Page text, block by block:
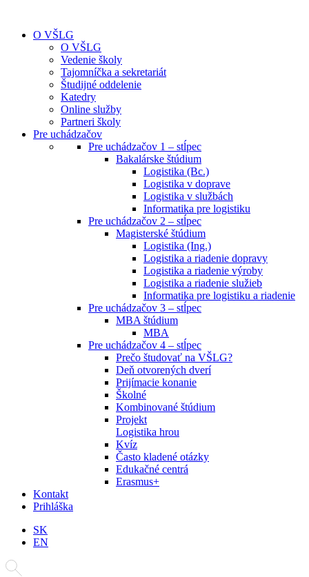
O VŠLG
O VŠLG
Vedenie školy
Tajomníčka a sekretariát
Študijné oddelenie
Katedry
Online služby
Partneri školy
Pre uchádzačov
Pre uchádzačov 1 – stĺpec
Bakalárske štúdium
Logistika (Bc.)
Logistika v doprave
Logistika v službách
Informatika pre logistiku
Pre uchádzačov 2 – stĺpec
Magisterské štúdium
Logistika (Ing.)
Logistika a riadenie dopravy
Logistika a riadenie výroby
Logistika a riadenie služieb
Informatika pre logistiku a riadenie
Pre uchádzačov 3 – stĺpec
MBA štúdium
MBA
Pre uchádzačov 4 – stĺpec
Prečo študovať na VŠLG?
Deň otvorených dverí
Prijímacie konanie
Školné
Kombinované štúdium
Projekt
Logistika hrou
Kvíz
Často kladené otázky
Edukačné centrá
Erasmus+
Kontakt
Prihláška
SK
EN